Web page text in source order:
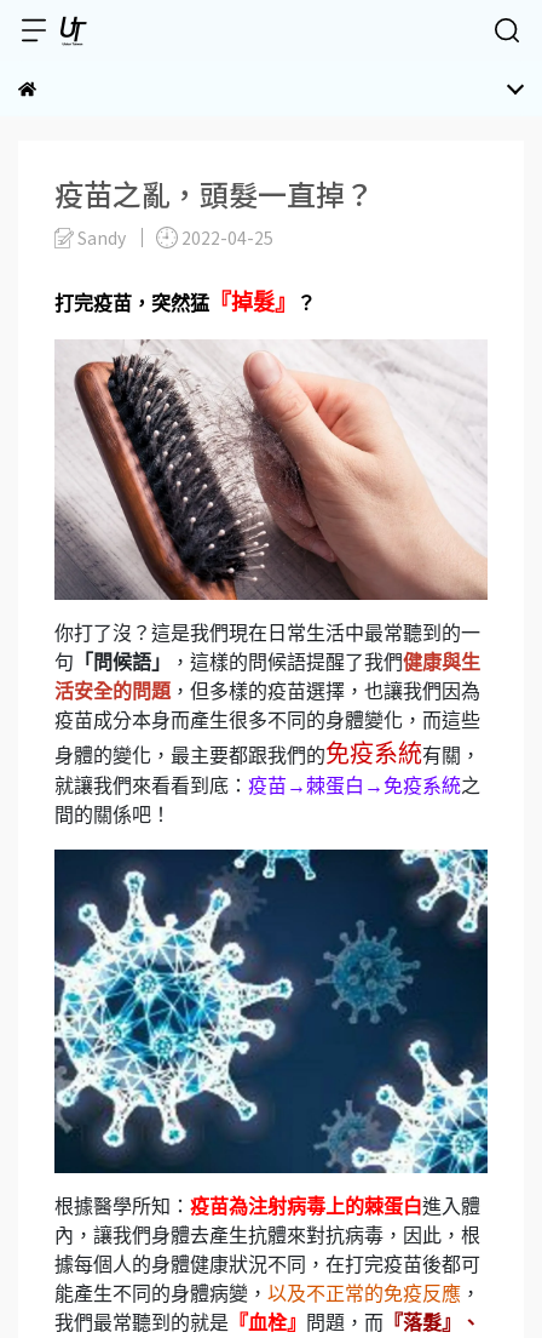
疫苗之亂，頭髮一直掉？
Sandy 2022-04-25
打完疫苗，突然猛 『掉髮』 ？
你打了沒？這是我們現在日常生活中最常聽到的一
句 「問候語」 ，這樣的問候語提醒了我們健康與生
活安全的問題 ，但多樣的疫苗選擇，也讓我們因為
疫苗成分本身而產生很多不同的身體變化，而這些
身體的變化，最主要都跟我們的免疫系統有關，
就讓我們來看看到底： 疫苗→棘蛋白→免疫系統之
間的關係吧！
根據醫學所知： 疫苗為注射病毒上的棘蛋白進入體
內，讓我們身體去產生抗體來對抗病毒，因此，根
據每個人的身體健康狀況不同，在打完疫苗後都可
能產生不同的身體病變， 以及不正常的免疫反應 ，
我們最常聽到的就是 『血栓』 問題，而 『落髮』、